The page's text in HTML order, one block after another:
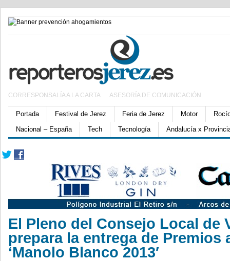
CORRESPONSALÍA A LA CARTA ASESORÍA DE COMUNICACIÓN
Portada Festival de Jerez Feria de Jerez Motor
Nacional – España
Tech Tecnología Andalucía x
El Pleno del Consejo Local de
prepara la entrega de Premios
‘Manolo Blanco 2013′